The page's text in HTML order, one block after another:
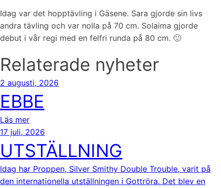
Idag var det hopptävling i Gäsene. Sara gjorde sin livs
andra tävling och var nolla på 70 cm. Solaima gjorde
debut i vår regi med en felfri runda på 80 cm. 🙂
Relaterade nyheter
2 augusti, 2026
EBBE
Läs mer
17 juli, 2026
UTSTÄLLNING
Idag har Proppen, Silver Smithy Double Trouble, varit på
den internationella utställningen i Gottröra. Det blev en